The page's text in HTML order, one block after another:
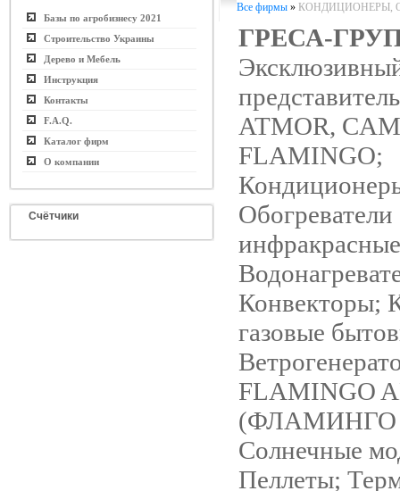
Базы по агробизнесу 2021
Строительство Украины
Дерево и Мебель
Инструкция
Контакты
F.A.Q.
Каталог фирм
О компании
Счётчики
Все фирмы » КОНДИЦИОНЕРЫ,
ГРЕСА-
ATMOR,
FLAMINGO;
Обогреватели
Конвекторы;
газовые
FLAMINGO
(ФЛАМИНГО
Солнечные
Пеллеты;